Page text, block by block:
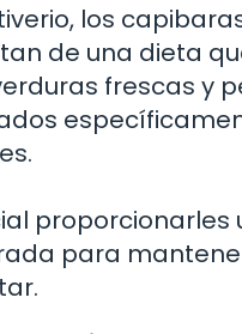
los
de una dieta
frescas y
proporcionarles
para